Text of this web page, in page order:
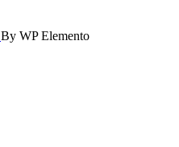
By WP Elemento